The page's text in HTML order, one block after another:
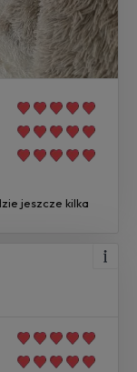
jeszcze kilka